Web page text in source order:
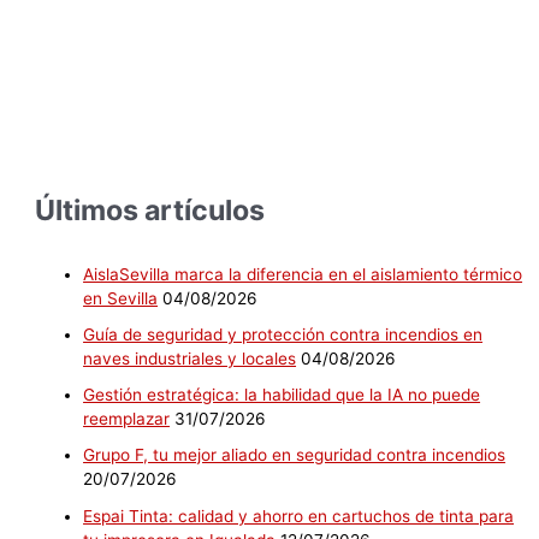
Últimos artículos
AislaSevilla marca la diferencia en el aislamiento térmico
en Sevilla 04/08/2026
Guía de seguridad y protección contra incendios en
naves industriales y locales 04/08/2026
Gestión estratégica: la habilidad que la IA no puede
reemplazar 31/07/2026
Grupo F, tu mejor aliado en seguridad contra incendios
20/07/2026
Espai Tinta: calidad y ahorro en cartuchos de tinta para